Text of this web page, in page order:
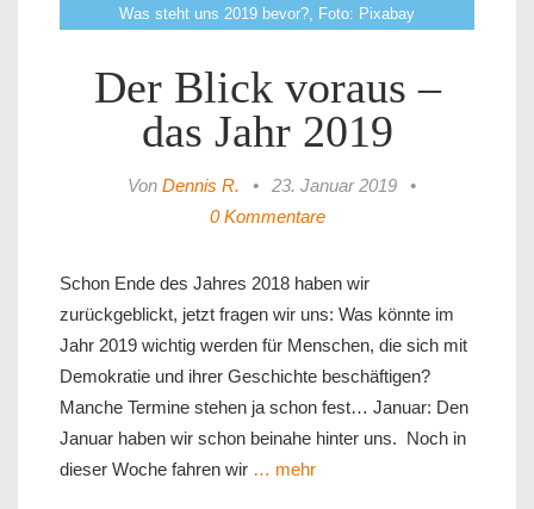
Was steht uns 2019 bevor?, Foto: Pixabay
Der Blick voraus –
das Jahr 2019
Von Dennis R. • 23. Januar 2019
•
0 Kommentare
Schon Ende des Jahres 2018 haben wir
zurückgeblickt, jetzt fragen wir uns: Was könnte im
Jahr 2019 wichtig werden für Menschen, die sich mit
Demokratie und ihrer Geschichte beschäftigen?
Manche Termine stehen ja schon fest… Januar: Den
Januar haben wir schon beinahe hinter uns. Noch in
dieser Woche fahren wir … mehr